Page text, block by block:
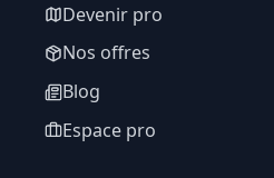
Devenir pro
Nos offres
Blog
Espace pro